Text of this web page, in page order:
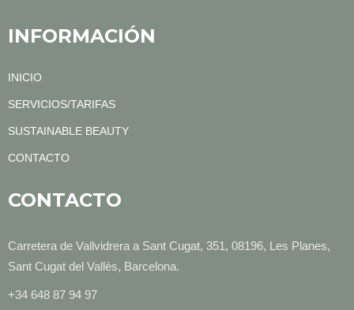
INFORMACIÓN
INICIO
SERVICIOS/TARIFAS
SUSTAINABLE BEAUTY
CONTACTO
CONTACTO
Carretera de Vallvidrera a Sant Cugat, 351, 08196, Les Planes,
Sant Cugat del Vallès, Barcelona.
+34 648 87 94 97